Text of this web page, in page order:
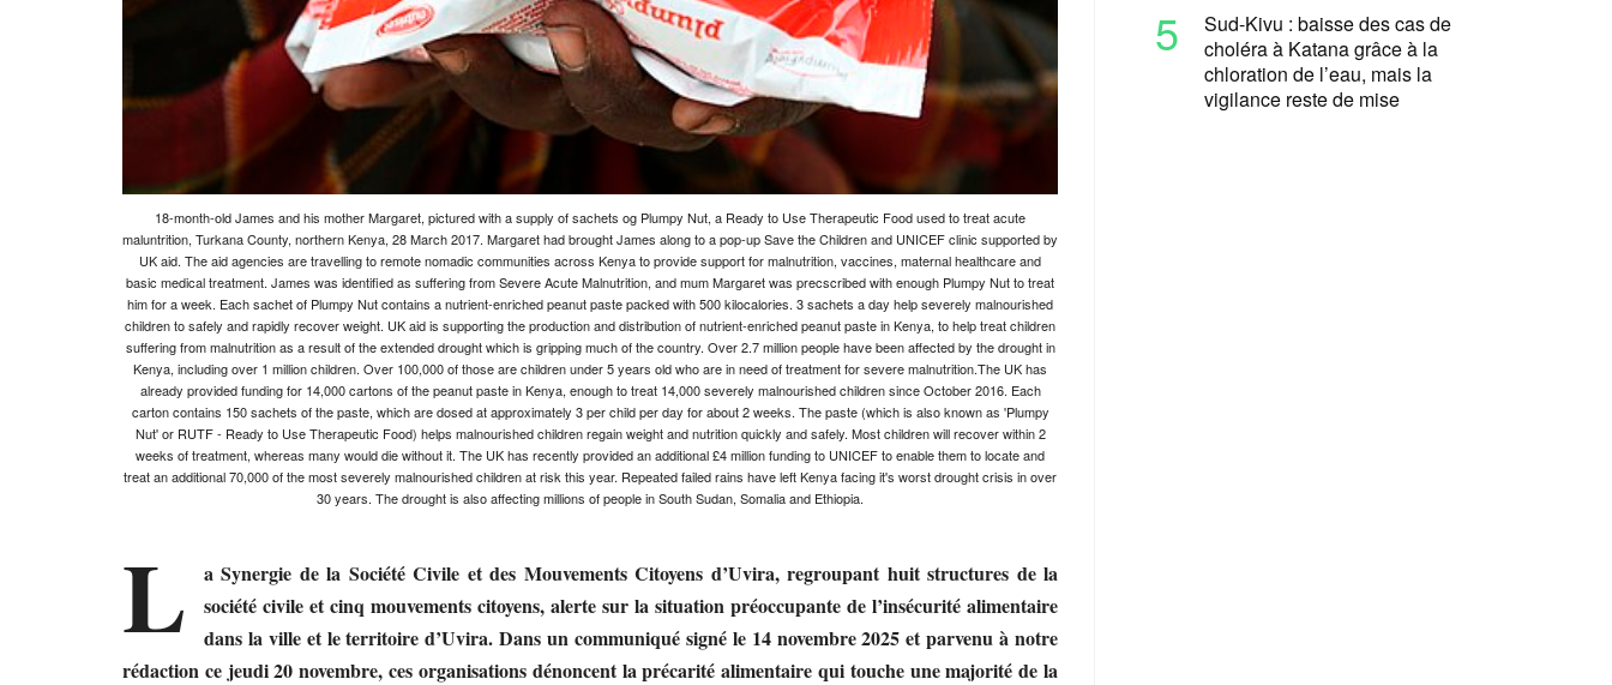
18-month-old James and his mother Margaret, pictured with a supply of sachets og Plumpy Nut, a Ready to Use Therapeutic Food used to treat acute
maluntrition, Turkana County, northern Kenya, 28 March 2017. Margaret had brought James along to a pop-up Save the Children and UNICEF clinic supported by
UK aid. The aid agencies are travelling to remote nomadic communities across Kenya to provide support for malnutrition, vaccines, maternal healthcare and
basic medical treatment. James was identified as suffering from Severe Acute Malnutrition, and mum Margaret was precscribed with enough Plumpy Nut to treat
him for a week. Each sachet of Plumpy Nut contains a nutrient-enriched peanut paste packed with 500 kilocalories. 3 sachets a day help severely malnourished
children to safely and rapidly recover weight. UK aid is supporting the production and distribution of nutrient-enriched peanut paste in Kenya, to help treat children
suffering from malnutrition as a result of the extended drought which is gripping much of the country. Over 2.7 million people have been affected by the drought in
Kenya, including over 1 million children. Over 100,000 of those are children under 5 years old who are in need of treatment for severe malnutrition.The UK has
already provided funding for 14,000 cartons of the peanut paste in Kenya, enough to treat 14,000 severely malnourished children since October 2016. Each
carton contains 150 sachets of the paste, which are dosed at approximately 3 per child per day for about 2 weeks. The paste (which is also known as 'Plumpy
Nut' or RUTF - Ready to Use Therapeutic Food) helps malnourished children regain weight and nutrition quickly and safely. Most children will recover within 2
weeks of treatment, whereas many would die without it. The UK has recently provided an additional £4 million funding to UNICEF to enable them to locate and
treat an additional 70,000 of the most severely malnourished children at risk this year. Repeated failed rains have left Kenya facing it's worst drought crisis in over
30 years. The drought is also affecting millions of people in South Sudan, Somalia and Ethiopia.
L
a Synergie de la Société Civile et des Mouvements Citoyens d’Uvira, regroupant huit structures de la
société civile et cinq mouvements citoyens, alerte sur la situation préoccupante de l’insécurité alimentaire
dans la ville et le territoire d’Uvira. Dans un communiqué signé le 14 novembre 2025 et parvenu à notre
rédaction ce jeudi 20 novembre, ces organisations dénoncent la précarité alimentaire qui touche une majorité de la
5
Sud-Kivu : baisse des cas de
choléra à Katana grâce à la
chloration de l’eau, mais la
vigilance reste de mise